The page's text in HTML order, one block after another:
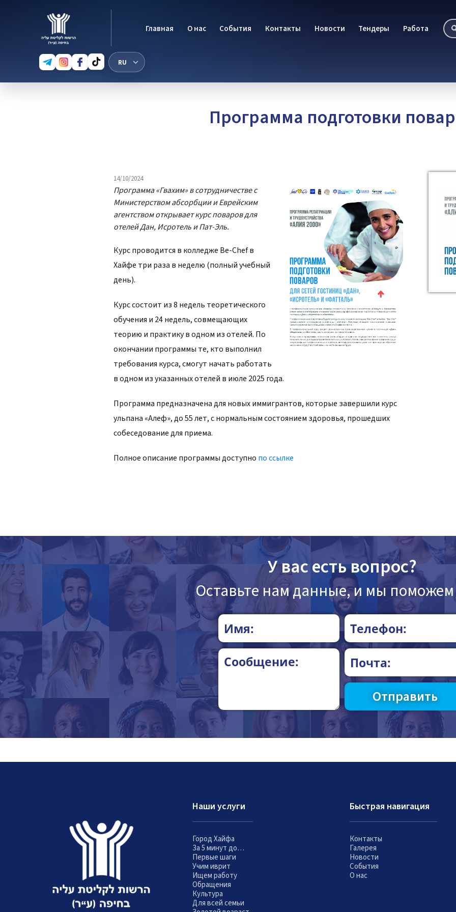
Главная О нас События Контакты Новости Тендеры Работа
Программа подготовки
14/10/2024
Программа «Гвахим» в сотрудничестве с
Министерством абсорбции и Еврейским
агентством открывает курс поваров для
отелей Дан, Исротель и Пат-Эль.
Курс проводится в колледже Be-Chef в
Хайфе три раза в неделю (полный учебный
день).
Курс состоит из 8 недель теоретического
обучения и 24 недель, совмещающих
теорию и практику в одном из отелей. По
окончании программы те, кто выполнил
требования курса, смогут начать работать
в одном из указанных отелей в июле 2025 года.
Программа предназначена для новых иммигрантов, которые завершили курс
ульпана «Алеф», до 55 лет, с нормальным состоянием здоровья, прошедших
собеседование для приема.
Полное описание программы доступно по ссылке
У вас есть вопрос?
Оставьте нам данные, и мы
Наши услуги
Город Хайфа
За 5 минут до…
Первые шаги
Учим иврит
Ищем работу
Обращения
Культура
Для всей семьи
Быстрая навигация
Контакты
Галерея
Новости
События
О нас